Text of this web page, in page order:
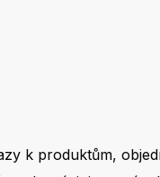
k produktům,